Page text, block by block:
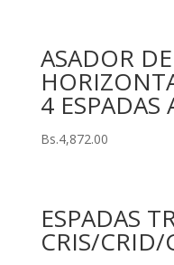
ASADOR
4 ESPADAS
Bs.4,872.00
ESPADAS
CRIS/